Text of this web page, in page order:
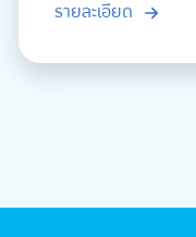
รายละเอียด